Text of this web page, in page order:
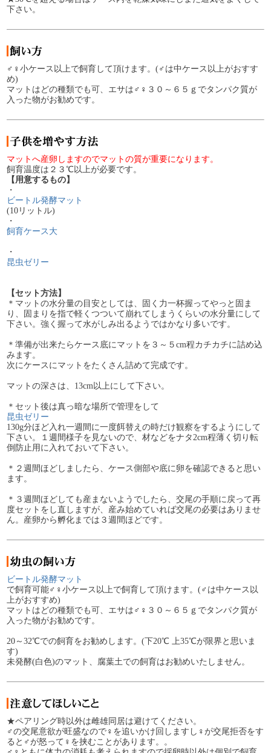
下さい。
♂♀小ケース以上で飼育して頂けます。(♂は中ケース以上がおすす
め)
マットはどの種類でも可、エサは♂♀３０～６５ｇでタンパク質が
入った物がお勧めです。
マットへ産卵しますのでマットの質が重要になります。
飼育温度は２３℃以上が必要です。
【用意するもの】
・
ビートル発酵マット
(10リットル)
・
飼育ケース大
・
昆虫ゼリー
【セット方法】
＊マットの水分量の目安としては、固く力一杯握ってやっと固ま
り、固まりを指で軽くつついて崩れてしまうくらいの水分量にして
下さい。強く握って水がしみ出るようではかなり多いです。
＊準備が出来たらケース底にマットを３～５cm程カチカチに詰め込
みます。
次にケースにマットをたくさん詰めて完成です。
マットの深さは、13cm以上にして下さい。
＊セット後は真っ暗な場所で管理をして
昆虫ゼリー
130g分ほど入れ一週間に一度餌替えの時だけ観察をするようにして
下さい。１週間様子を見ないので、材などをナタ2cm程薄く切り転
倒防止用に入れておいて下さい。
＊２週間ほどしましたら、ケース側部や底に卵を確認できると思い
ます。
＊３週間ほどしても産まないようでしたら、交尾の手順に戻って再
度セットをし直しますが、産み始めていれば交尾の必要はありませ
ん。産卵から孵化までは３週間ほどです。
ビートル発酵マット
で飼育可能♂♀小ケース以上で飼育して頂けます。(♂は中ケース以
上がおすすめ)
マットはどの種類でも可、エサは♂♀３０～６５ｇでタンパク質が
入った物がお勧めです。
20～32℃での飼育をお勧めします。(下20℃ 上35℃が限界と思いま
す)
未発酵(白色)のマット、腐葉土での飼育はお勧めいたしません。
★ペアリング時以外は雌雄同居は避けてください。
♂の交尾意欲が旺盛なので♀を追いかけ回しますし♀が交尾拒否をす
ると♂が怒って♀を挟むことがあります。。